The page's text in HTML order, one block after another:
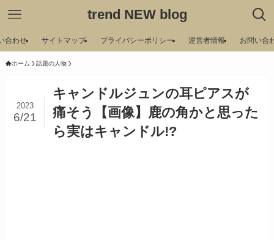
trend NEW blog
合わせ サイトマップ プライバシーポリシー 運営者情報 お問い合
ホーム 話題の人物
キャンドルジュンの耳ピアスが
痛そう【画像】鹿の角かと思った
ら実はキャンドル!?
2023
6/21